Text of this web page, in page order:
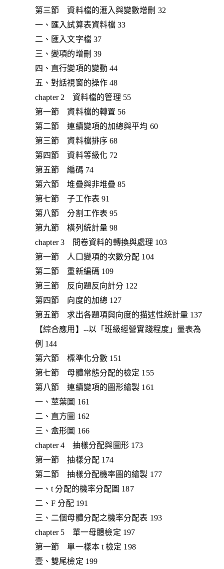
第三節 資料檔的滙入與變數增刪 32
一、匯入試算表資料檔 33
二、匯入文字檔 37
三、變項的增刪 39
四、直行變項的變動 44
五、對話視窗的操作 48
chapter 2 資料檔的管理 55
第一節 資料檔的轉置 56
第二節 連續變項的加總與平均 60
第三節 資料檔排序 68
第四節 資料等級化 72
第五節 編碼 74
第六節 堆疊與非堆疊 85
第七節 子工作表 91
第八節 分割工作表 95
第九節 橫列統計量 98
chapter 3 問卷資料的轉換與處理 103
第一節 人口變項的次數分配 104
第二節 重新編碼 109
第三節 反向題反向計分 122
第四節 向度的加總 127
第五節 求出各題項與向度的描述性統計量 137
【綜合應用】--以「班級經營實踐程度」量表為
例 144
第六節 標準化分數 151
第七節 母體常態分配的檢定 155
第八節 連續變項的圖形繪製 161
一、莖葉圖 161
二、直方圖 162
三、盒形圖 166
chapter 4 抽樣分配與圖形 173
第一節 抽樣分配 174
第二節 抽樣分配機率圖的繪製 177
一、t 分配的機率分配圖 187
二、F 分配 191
三、二個母體分配之機率分配表 193
chapter 5 單一母體檢定 197
第一節 單一樣本 t 檢定 198
壹、雙尾檢定 199